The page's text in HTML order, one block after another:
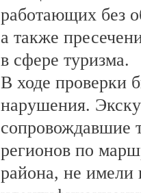
работающих без
а также
в сфере туризма.
В ходе проверки
нарушения.
сопровождавшие
регионов по
района, не имели